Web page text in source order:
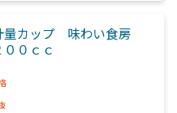
カップ 味わい食房
００ｃｃ